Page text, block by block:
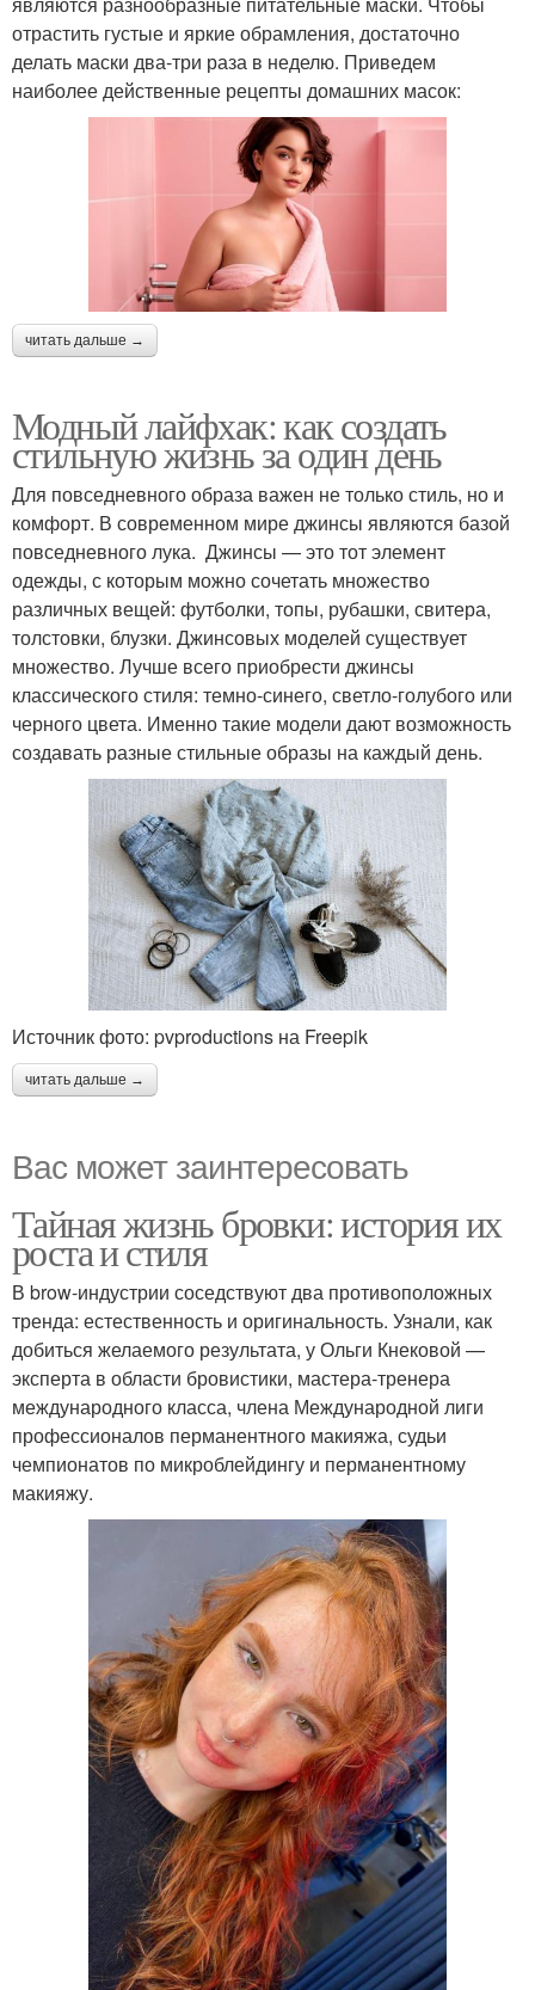
отрастить густые и яркие обрамления, достаточно
делать маски два-три раза в неделю. Приведем
наиболее действенные рецепты домашних масок:
читать дальше →
Модный лайфхак: как создать
стильную жизнь за один день
Для повседневного образа важен не только стиль, но и
комфорт. В современном мире джинсы являются базой
повседневного лука. Джинсы — это тот элемент
одежды, с которым можно сочетать множество
различных вещей: футболки, топы, рубашки, свитера,
толстовки, блузки. Джинсовых моделей существует
множество. Лучше всего приобрести джинсы
классического стиля: темно-синего, светло-голубого или
черного цвета. Именно такие модели дают возможность
создавать разные стильные образы на каждый день.
Источник фото: pvproductions на Freepik
читать дальше →
Вас может заинтересовать
Тайная жизнь бровки: история их
роста и стиля
В brow-индустрии соседствуют два противоположных
тренда: естественность и оригинальность. Узнали, как
добиться желаемого результата, у Ольги Кнековой —
эксперта в области бровистики, мастера-тренера
международного класса, члена Международной лиги
профессионалов перманентного макияжа, судьи
чемпионатов по микроблейдингу и перманентному
макияжу.